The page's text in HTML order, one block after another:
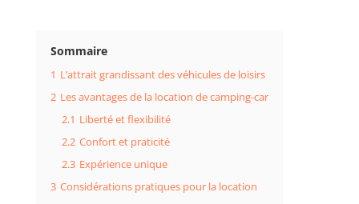
Sommaire
1 L’attrait grandissant des véhicules de loisirs
2 Les avantages de la location de camping-car
2.1 Liberté et flexibilité
2.2 Confort et praticité
2.3 Expérience unique
3 Considérations pratiques pour la location